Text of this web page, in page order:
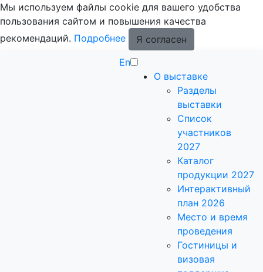
Мы используем файлы cookie для вашего удобства
пользования сайтом и повышения качества
рекомендаций. Подробнее
Я согласен
En
О выставке
Разделы
выставки
Список
участников
2027
Каталог
продукции 2027
Интерактивный
план 2026
Место и время
проведения
Гостиницы и
визовая